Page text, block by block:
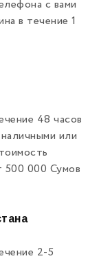
с вами
в течение 1
48 часов
или
500 000 Сумов
2-5